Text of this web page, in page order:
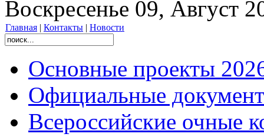
Воскресенье 09, Август
Главная | Контакты | Новости
Основные проекты
Официальные
Всероссийские очные